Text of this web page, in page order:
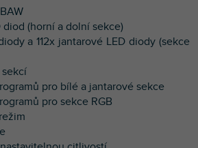
diod (horní a dolní sekce)
a 112x jantarové LED diody (sekce
pro bílé a jantarové sekce
pro sekce RGB